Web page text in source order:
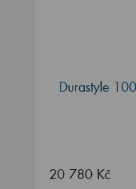
Durastyle
20 780 Kč